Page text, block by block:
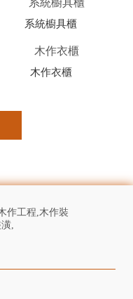
系統櫥具櫃
木作衣櫃